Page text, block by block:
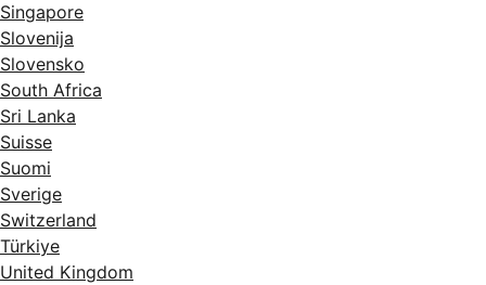
Singapore
Slovenija
Slovensko
South Africa
Sri Lanka
Suisse
Suomi
Sverige
Switzerland
Türkiye
United Kingdom